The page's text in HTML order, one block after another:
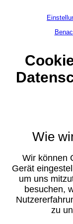
Wie
Wir können
Gerät
um uns
besuchen,
zu